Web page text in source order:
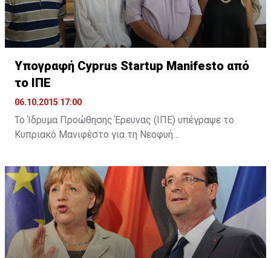
Υπογραφή Cyprus Startup Manifesto από
το ΙΠΕ
06.10.2015 17:00
Το Ίδρυμα Προώθησης Έρευνας (ΙΠΕ) υπέγραψε το
Κυπριακό Μανιφέστο για τη Νεοφυή
αναφέρει σχετική ανακοίνωση, με την υπογραφή του
Μανιφέστου το ΙΠΕ επιβεβαίωσε τη στήριξή του για
τη θέσπιση ενός πλαισίου για την υποστήριξη της
ίδρυσης και λειτουργίας νέων καινοτόμων
επιχειρήσεων στην Κύπρο, καθώς και τη βελτίωση του
επιχειρηματικού οικοσυστήματος.